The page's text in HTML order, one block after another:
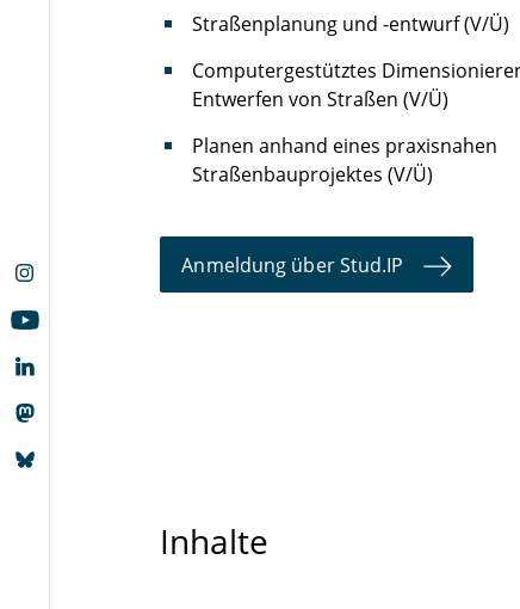
Straßenplanung und -entwurf (V/Ü)
Computergestütztes
Entwerfen von Straßen (V/Ü)
Planen anhand eines praxisnahen
Straßenbauprojektes (V/Ü)
Anmeldung über Stud.IP
Inhalte